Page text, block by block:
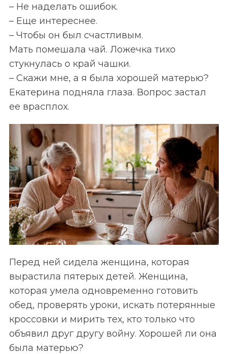
– Не наделать ошибок.
– Еще интереснее.
– Чтобы он был счастливым.
Мать помешала чай. Ложечка тихо
стукнулась о край чашки.
– Скажи мне, а я была хорошей матерью?
Екатерина подняла глаза. Вопрос застал
ее врасплох.
Перед ней сидела женщина, которая
вырастила пятерых детей. Женщина,
которая умела одновременно готовить
обед, проверять уроки, искать потерянные
кроссовки и мирить тех, кто только что
объявил друг другу войну. Хорошей ли она
была матерью?